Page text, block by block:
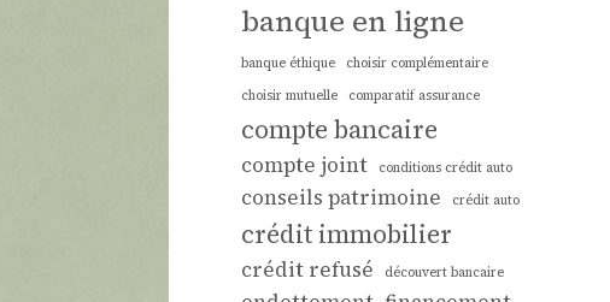
banque en ligne
banque éthique
choisir complémentaire
choisir mutuelle
comparatif assurance
compte bancaire
compte joint conditions crédit auto
conseils patrimoine crédit auto
crédit immobilier
crédit refusé découvert bancaire